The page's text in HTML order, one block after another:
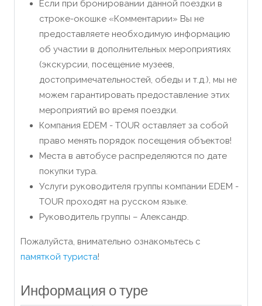
Если при бронировании данной поездки в
строке-окошке «Комментарии» Вы не
предоставляете необходимую информацию
об участии в дополнительных мероприятиях
(экскурсии, посещение музеев,
достопримечательностей, обеды и т.д.), мы не
можем гарантировать предоставление этих
мероприятий во время поездки.
Компания EDEM - TOUR оставляет за собой
право менять порядок посещения объектов!
Места в автобусе распределяются по дате
покупки тура.
Услуги руководителя группы компании EDEM -
TOUR проходят на русском языке.
Руководитель группы – Александр.
Пожалуйста, внимательно ознакомьтесь с
памяткой туриста!
Информация о туре